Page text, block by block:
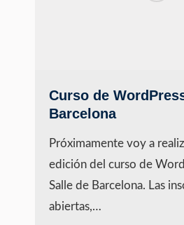
Curso de
Barcelona
Próximamente voy a
edición del curso de
Salle de Barcelona. Las
abiertas,…